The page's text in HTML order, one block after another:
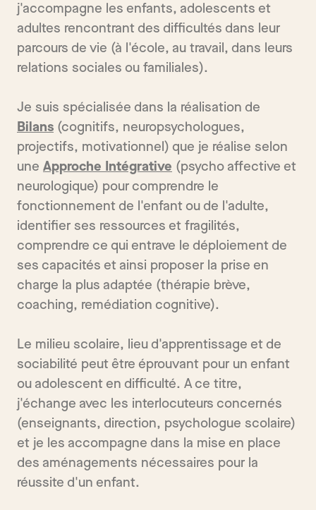
j'accompagne les enfants, adolescents et
adultes rencontrant des difficultés dans leur
parcours de vie (à l'école, au travail, dans leurs
relations sociales ou familiales).
Je suis spécialisée dans la réalisation de
Bilans (cognitifs, neuropsychologues,
projectifs, motivationnel) que je réalise selon
une Approche Intégrative (psycho affective et
neurologique) pour comprendre le
fonctionnement de l'enfant ou de l'adulte,
identifier ses ressources et fragilités,
comprendre ce qui entrave le déploiement de
ses capacités et ainsi proposer la prise en
charge la plus adaptée (thérapie brève,
coaching, remédiation cognitive).
Le milieu scolaire, lieu d'apprentissage et de
sociabilité peut être éprouvant pour un enfant
ou adolescent en difficulté. A ce titre,
j'échange avec les interlocuteurs concernés
(enseignants, direction, psychologue scolaire)
et je les accompagne dans la mise en place
des aménagements nécessaires pour la
réussite d'un enfant.